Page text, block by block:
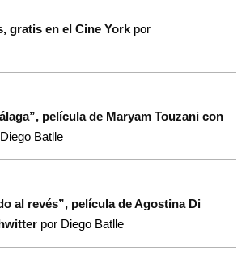
gratis en el Cine York por
película de Maryam Touzani con
Batlle
al revés”, película de Agostina Di
por Diego Batlle